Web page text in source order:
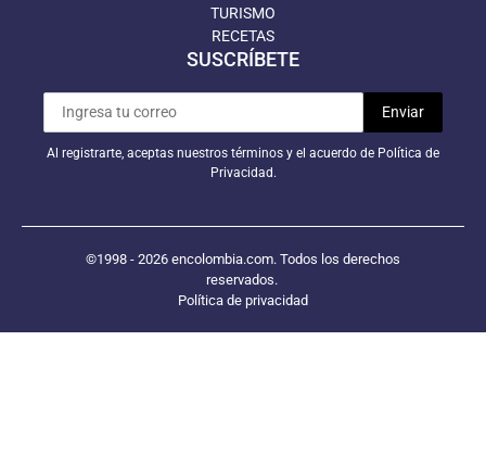
TURISMO
RECETAS
SUSCRÍBETE
Al registrarte, aceptas nuestros términos y el acuerdo de Política de
Privacidad.
©1998 - 2026 encolombia.com. Todos los derechos
reservados.
Política de privacidad